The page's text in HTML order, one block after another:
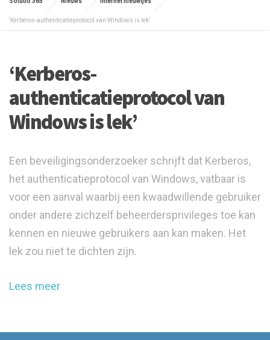
‘Kerberos-authenticatieprotocol van Windows is lek’
‘Kerberos-
authenticatieprotocol van
Windows is lek’
Een beveiligingsonderzoeker schrijft dat Kerberos,
het authenticatieprotocol van Windows, vatbaar is
voor een aanval waarbij een kwaadwillende gebruiker
onder andere zichzelf beheerdersprivileges toe kan
kennen en nieuwe gebruikers aan kan maken. Het
lek zou niet te dichten zijn.
Lees meer